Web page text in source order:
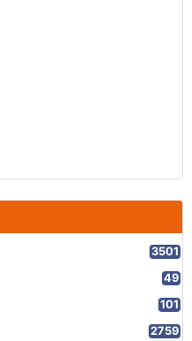
3501
49
101
2759